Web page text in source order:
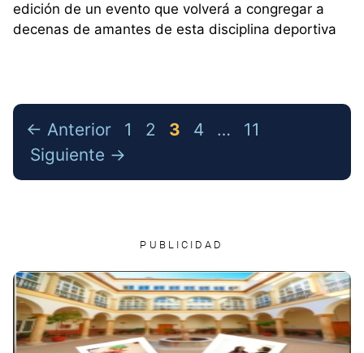
edición de un evento que volverá a congregar a
decenas de amantes de esta disciplina deportiva
← Anterior Página
1 Página
2 Página
3 Página
4 … Página
11
Siguiente →
PUBLICIDAD